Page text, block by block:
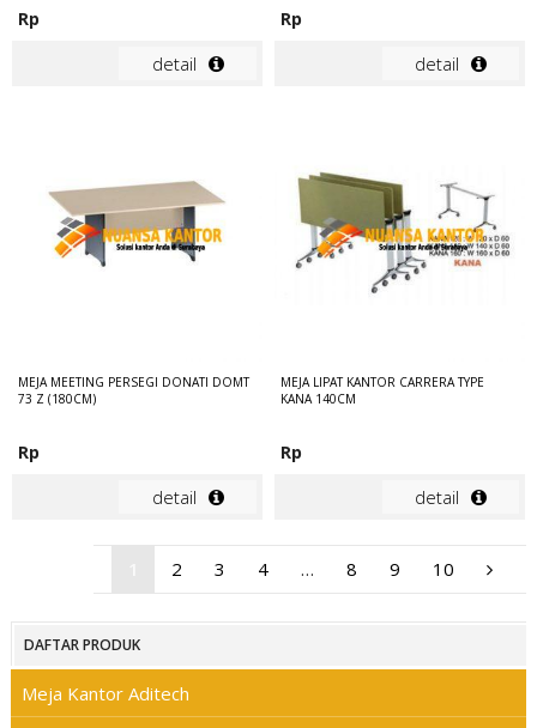
Rp
detail
Rp
detail
MEJA MEETING PERSEGI DONATI DOMT
73 Z (180CM)
Rp
detail
MEJA LIPAT KANTOR CARRERA TYPE
KANA 140CM
Rp
detail
2 3 4 … 8 9 10
DAFTAR PRODUK
Meja Kantor Aditech